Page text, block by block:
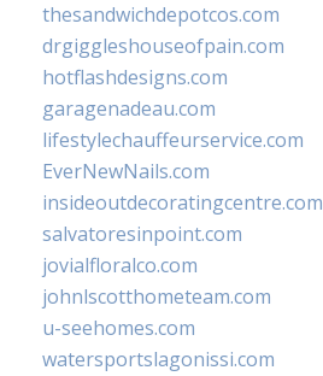
thesandwichdepotcos.com
drgiggleshouseofpain.com
hotflashdesigns.com
garagenadeau.com
lifestylechauffeurservice.com
EverNewNails.com
insideoutdecoratingcentre.com
salvatoresinpoint.com
jovialfloralco.com
johnlscotthometeam.com
u-seehomes.com
watersportslagonissi.com